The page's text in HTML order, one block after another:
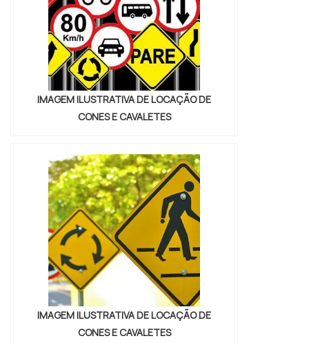
IMAGEM ILUSTRATIVA DE LOCAÇÃO DE
CONES E CAVALETES
IMAGEM ILUSTRATIVA DE LOCAÇÃO DE
CONES E CAVALETES